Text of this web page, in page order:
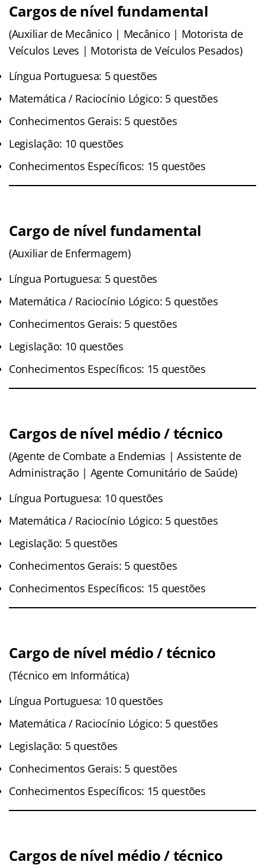
Cargos de nível fundamental
(Auxiliar de Mecânico | Mecânico | Motorista de
Veículos Leves | Motorista de Veículos Pesados)
Língua Portuguesa: 5 questões
Matemática / Raciocínio Lógico: 5 questões
Conhecimentos Gerais: 5 questões
Legislação: 10 questões
Conhecimentos Específicos: 15 questões
Cargo de nível fundamental
(Auxiliar de Enfermagem)
Língua Portuguesa: 5 questões
Matemática / Raciocínio Lógico: 5 questões
Conhecimentos Gerais: 5 questões
Legislação: 10 questões
Conhecimentos Específicos: 15 questões
Cargos de nível médio / técnico
(Agente de Combate a Endemias | Assistente de
Administração | Agente Comunitário de Saúde)
Língua Portuguesa: 10 questões
Matemática / Raciocínio Lógico: 5 questões
Legislação: 5 questões
Conhecimentos Gerais: 5 questões
Conhecimentos Específicos: 15 questões
Cargo de nível médio / técnico
(Técnico em Informática)
Língua Portuguesa: 10 questões
Matemática / Raciocínio Lógico: 5 questões
Legislação: 5 questões
Conhecimentos Gerais: 5 questões
Conhecimentos Específicos: 15 questões
Cargos de nível médio / técnico